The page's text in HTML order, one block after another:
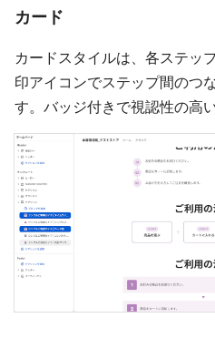
カード
カードスタイルは、各ステッ
印アイコンでステップ間のつ
す。バッジ付きで視認性の高